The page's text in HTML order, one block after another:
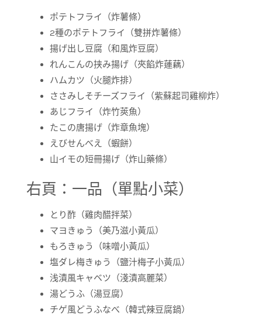
ポテトフライ（炸薯條）
2種のポテトフライ（雙拼炸薯條）
揚げ出し豆腐（和風炸豆腐）
れんこんの挟み揚げ（夾餡炸蓮藕）
ハムカツ（火腿炸排）
ささみしそチーズフライ（紫蘇起司雞柳炸）
あじフライ（炸竹莢魚）
たこの唐揚げ（炸章魚塊）
えびせんべえ（蝦餅）
山イモの短冊揚げ（炸山藥條）
右頁：一品（單點小菜）
とり酢（雞肉醋拌菜）
マヨきゅう（美乃滋小黃瓜）
もろきゅう（味噌小黃瓜）
塩ダレ梅きゅう（鹽汁梅子小黃瓜）
浅漬風キャベツ（淺漬高麗菜）
湯どうふ（湯豆腐）
チゲ風どうふなべ（韓式辣豆腐鍋）